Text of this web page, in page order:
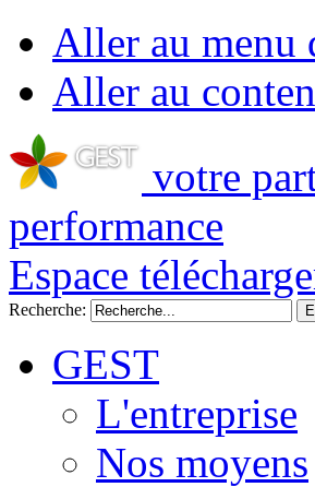
Aller au menu
Aller au
votre
performance
Espace
Recherche:
GEST
L'entreprise
Nos moyens